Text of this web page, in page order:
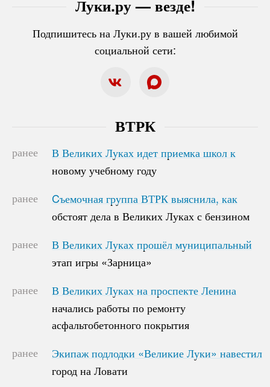
Луки.ру — везде!
Подпишитесь на Луки.ру в вашей любимой
социальной сети:
ВТРК
ранее
В Великих Луках идет приемка школ к
новому учебному году
В Великих Луках идет приемка школ к
новому учебному году
ранее
Cъемочная группа ВТРК выяснила, как
обстоят дела в Великих Луках с бензином
Cъемочная группа ВТРК выяснила, как
обстоят дела в Великих Луках с бензином
ранее
В Великих Луках прошёл муниципальный
этап игры «Зарница»
В Великих Луках прошёл муниципальный
этап игры «Зарница»
ранее
В Великих Луках на проспекте Ленина
начались работы по ремонту
асфальтобетонного покрытия
В Великих Луках на проспекте Ленина
начались работы по ремонту
асфальтобетонного покрытия
ранее
Экипаж подлодки «Великие Луки» навестил
город на Ловати
Экипаж подлодки «Великие Луки» навестил
город на Ловати